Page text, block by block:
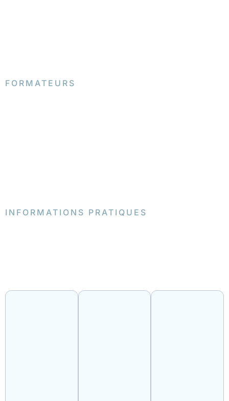
FORMATEURS
INFORMATIONS PRATIQUES